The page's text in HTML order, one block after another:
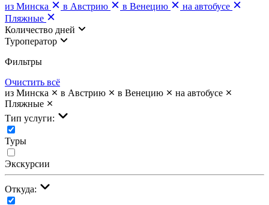
из Минска
в Австрию в Венецию
на автобусе
Пляжные
Количество дней
Туроператор
Фильтры
Очистить всё
из Минска
в Австрию в Венецию
на автобусе
Пляжные
Тип услуги:
Туры
Экскурсии
Откуда: